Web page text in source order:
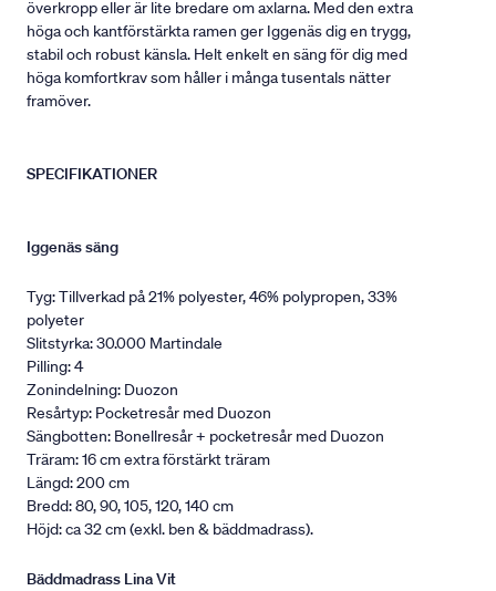
överkropp eller är lite bredare om axlarna. Med den extra
höga och kantförstärkta ramen ger Iggenäs dig en trygg,
stabil och robust känsla. Helt enkelt en säng för dig med
höga komfortkrav som håller i många tusentals nätter
framöver.
SPECIFIKATIONER
Iggenäs säng
Tyg: Tillverkad på 21% polyester, 46% polypropen, 33%
polyeter
Slitstyrka: 30.000 Martindale
Pilling: 4
Zonindelning: Duozon
Resårtyp: Pocketresår med Duozon
Sängbotten: Bonellresår + pocketresår med Duozon
Träram: 16 cm extra förstärkt träram
Längd: 200 cm
Bredd: 80, 90, 105, 120, 140 cm
Höjd: ca 32 cm (exkl. ben & bäddmadrass).
Bäddmadrass Lina Vit